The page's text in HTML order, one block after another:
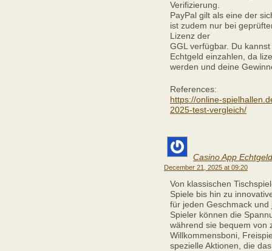
Verifizierung.
PayPal gilt als eine der
ist zudem nur bei
Lizenz der
GGL verfügbar. Du
Echtgeld einzahlen, da
werden und deine
References:
https://online-
2025-test-vergleich/
Casino App Echtgeld
December 21, 2025 at 09:20
Von klassischen
Spiele bis hin zu
für jeden Geschmack und
Spieler können die
während sie bequem von
Willkommensboni,
spezielle Aktionen, die